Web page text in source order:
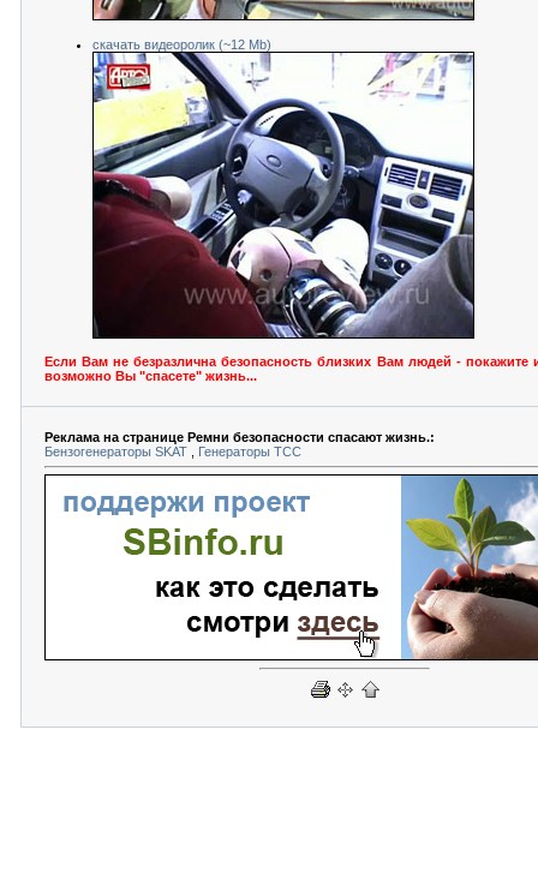
скачать видеоролик (~12 Mb)
Если Вам не безразлична безопасность близких Вам людей - покажите
возможно Вы "спасете" жизнь...
Реклама на странице Ремни безопасности спасают жизнь.:
Бензогенераторы SKAT
Генераторы ТСС